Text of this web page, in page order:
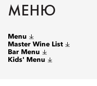
МЕНЮ
Menu
Master Wine List
Bar Menu
Kids' Menu